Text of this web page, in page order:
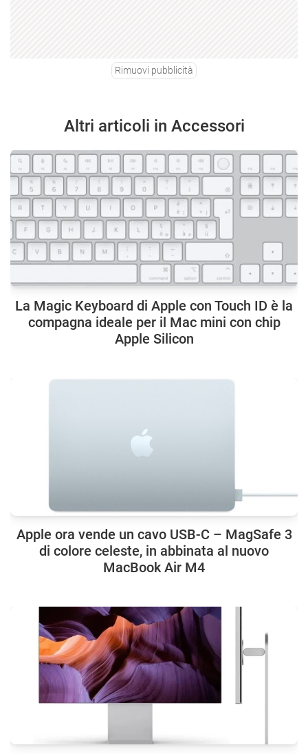
Rimuovi pubblicità
Altri articoli in Accessori
La Magic Keyboard di Apple con Touch ID è la
compagna ideale per il Mac mini con chip
Apple Silicon
Apple ora vende un cavo USB-C – MagSafe 3
di colore celeste, in abbinata al nuovo
MacBook Air M4